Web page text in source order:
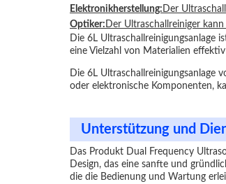
Elektronikherstellung: Der
Optiker: Der Ultraschallreiniger
Die 6L Ultraschallreinigungsanlage
eine Vielzahl von Materialien
Die 6L Ultraschallreinigungsanlage
oder elektronische Komponenten,
Unterstützung und
Das Produkt Dual Frequency
Design, das eine sanfte und
die die Bedienung und Wartung